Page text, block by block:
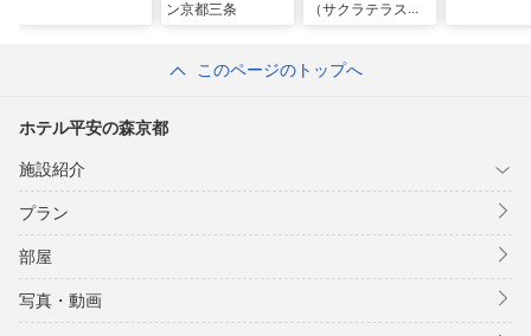
ン京都三条
（サクラテラス）
このページのトップへ
ホテル平安の森京都
施設紹介
プラン
部屋
写真・動画